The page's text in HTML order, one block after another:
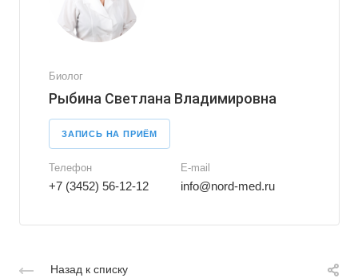
Биолог
Рыбина Светлана Владимировна
ЗАПИСЬ НА ПРИЁМ
Телефон
+7 (3452) 56-12-12
E-mail
info@nord-med.ru
Назад к списку